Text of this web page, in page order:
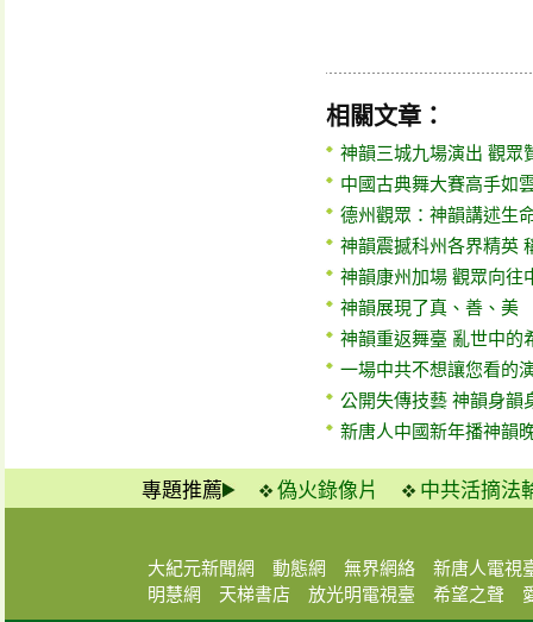
相關文章：
神韻三城九場演出 觀眾
中國古典舞大賽高手如
德州觀眾：神韻講述生
神韻震撼科州各界精英
神韻康州加場 觀眾向往
神韻展現了真、善、美
神韻重返舞臺 亂世中的
一場中共不想讓您看的
公開失傳技藝 神韻身韻
新唐人中國新年播神韻
專題推薦 偽火錄像片 中共活摘法
大紀元新聞網 動態網 無界網絡
新唐人電視
明慧網
天梯書店 放光明電視臺 希望之聲